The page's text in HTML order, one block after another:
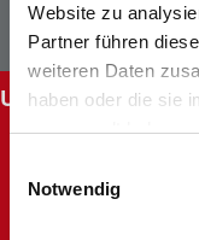
Website zu
Partner führen
weiteren Daten
haben oder die sie
gesammelt haben.
Notwendig
Instagram
UNSERE
Abholung im Markt
FAQ - Häufig